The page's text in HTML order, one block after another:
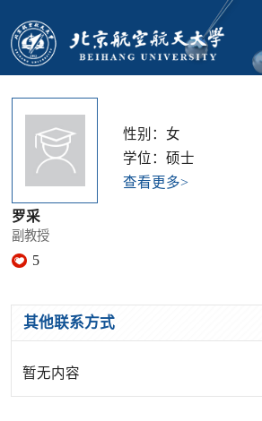
罗采
副教授
5
性别：女
学位：硕士
查看更多>
其他联系方式
暂无内容